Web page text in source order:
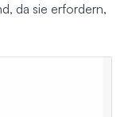
da sie erfordern,